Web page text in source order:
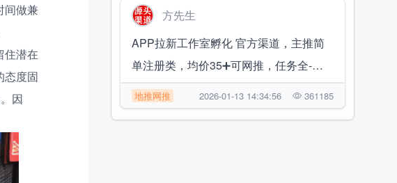
间做兼
住潜在
态度固
因
方先生
APP拉新工作室孵化 官方渠道，主推简
单注册类，均价35➕可网推，任务全-持
续更新当日结算
地推网推 2026-01-13 14:34:56 361185